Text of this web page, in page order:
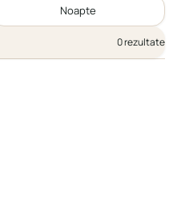
Noapte
0 rezultate